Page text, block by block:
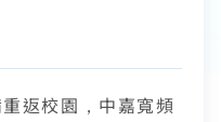
返校園，中嘉寬頻